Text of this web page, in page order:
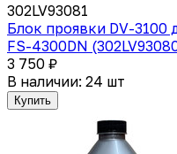
302LV93081
Блок проявки DV-3100
FS-4300DN
3 750 ₽
В наличии: 24 шт
Купить